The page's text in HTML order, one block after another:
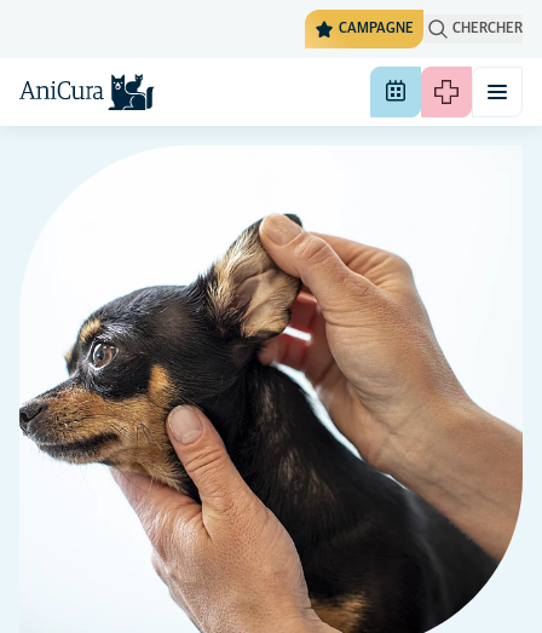
CAMPAGNE CHERCHER